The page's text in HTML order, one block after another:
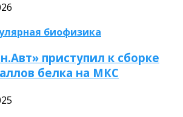
биофизика
приступил к сборке
белка на МКС